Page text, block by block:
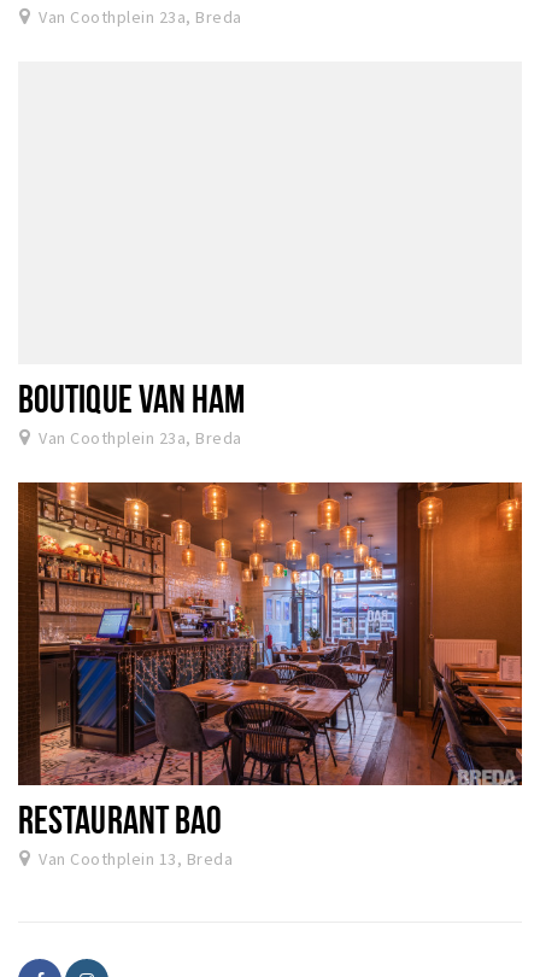
Van Coothplein 23a, Breda
BOUTIQUE VAN HAM
Van Coothplein 23a, Breda
RESTAURANT BAO
Van Coothplein 13, Breda